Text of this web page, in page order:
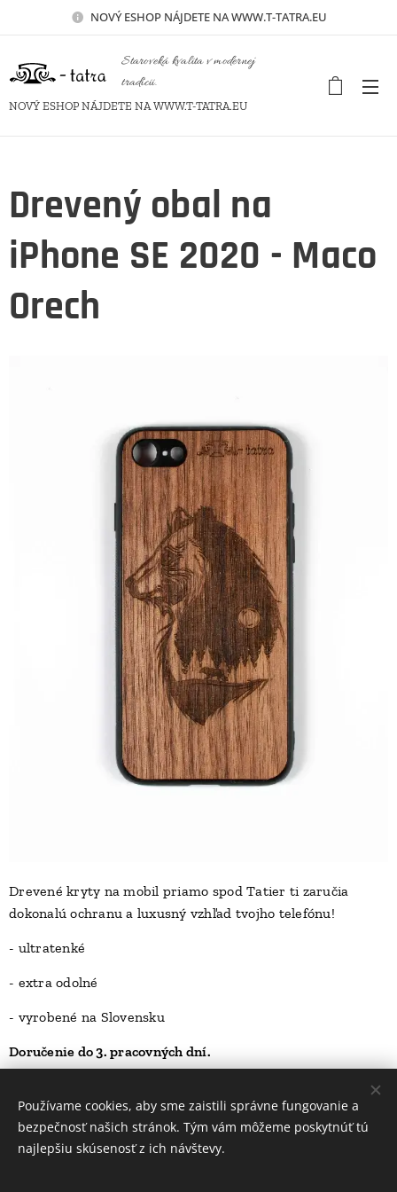
NOVÝESHOP NÁJDETE NA WWW.T-TATRA.EU
Staroveká kvalita v modernej
tradícii.
NOVÝ ESHOP NÁJDETE NA WWW.T-TATRA.EU
Drevený obal na
iPhone SE 2020 - Maco
Orech
Drevené kryty na mobil priamo spod Tatier ti zaručia
dokonalú ochranu a luxusný vzhľad tvojho telefónu!
- ultratenké
- extra odolné
- vyrobené na Slovensku
Doručenie do 3. pracovných dní.
23,00Kč
Používame cookies, aby sme zaistili správne fungovanie a
bezpečnosť našich stránok. Tým vám môžeme poskytnúť tú
najlepšiu skúsenosť z ich návštevy.